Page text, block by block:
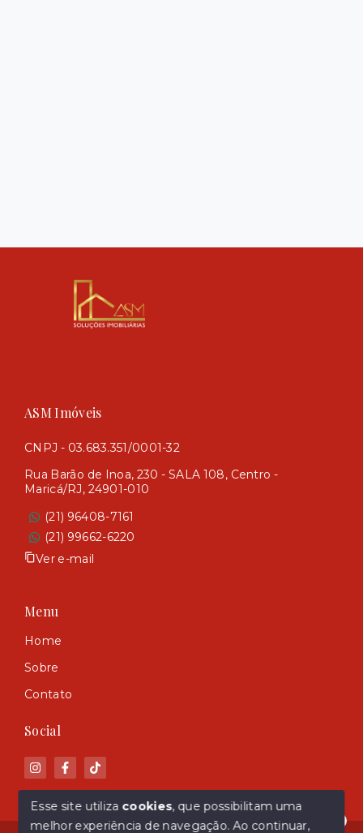
ASM Imóveis
CNPJ - 03.683.351/0001-32
Rua Barão de Inoa, 230 - SALA 108, Centro -
Maricá/RJ, 24901-010
(21) 96408-7161
(21) 99662-6220
Ver e-mail
Menu
Home
Sobre
Contato
Social
Esse site utiliza cookies, que possibilitam uma
melhor experiência de navegação.Ao continuar,